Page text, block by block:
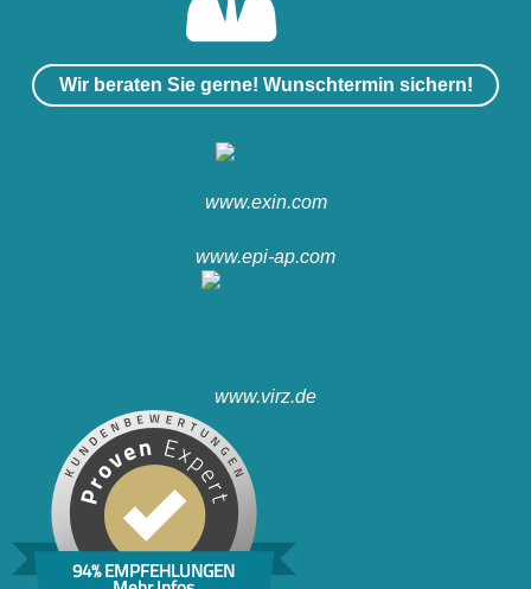
Wir beraten Sie gerne! Wunschtermin sichern!
www.exin.com
www.epi-ap.com
www.virz.de
94% EMPFEHLUNGEN